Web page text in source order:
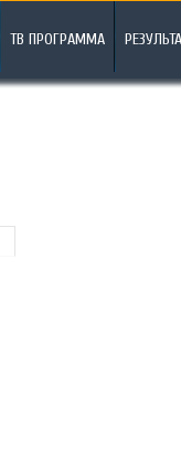
ТВ ПРОГРАММА